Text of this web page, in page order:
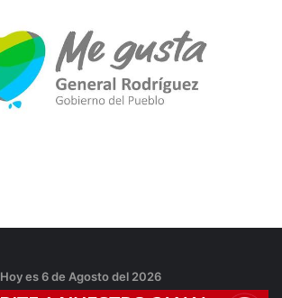
Hoy es 6 de Agosto del 2026